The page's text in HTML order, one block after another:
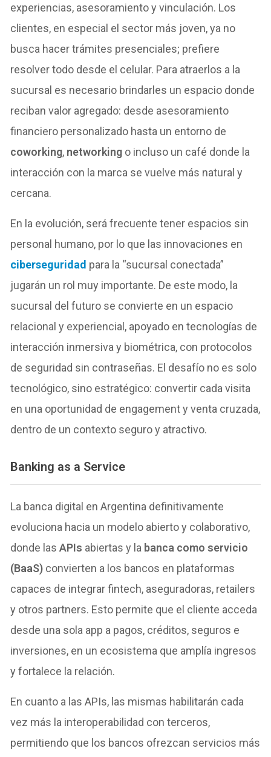
experiencias, asesoramiento y vinculación. Los
clientes, en especial el sector más joven, ya no
busca hacer trámites presenciales; prefiere
resolver todo desde el celular. Para atraerlos a la
sucursal es necesario brindarles un espacio donde
reciban valor agregado: desde asesoramiento
financiero personalizado hasta un entorno de
coworking, networking o incluso un café donde la
interacción con la marca se vuelve más natural y
cercana.
En la evolución, será frecuente tener espacios sin
personal humano, por lo que las innovaciones en
ciberseguridad para la “sucursal conectada”
jugarán un rol muy importante. De este modo, la
sucursal del futuro se convierte en un espacio
relacional y experiencial, apoyado en tecnologías de
interacción inmersiva y biométrica, con protocolos
de seguridad sin contraseñas. El desafío no es solo
tecnológico, sino estratégico: convertir cada visita
en una oportunidad de engagement y venta cruzada,
dentro de un contexto seguro y atractivo.
Banking as a Service
La banca digital en Argentina definitivamente
evoluciona hacia un modelo abierto y colaborativo,
donde lasAPIs abiertas y la banca como servicio
(BaaS) convierten a los bancos en plataformas
capaces de integrar fintech, aseguradoras, retailers
y otros partners. Esto permite que el cliente acceda
desde una sola app a pagos, créditos, seguros e
inversiones, en un ecosistema que amplía ingresos
y fortalece la relación.
En cuanto a las APIs, las mismas habilitarán cada
vez más la interoperabilidad con terceros,
permitiendo que los bancos ofrezcan servicios más